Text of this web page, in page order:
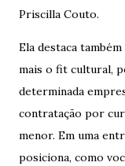
Priscilla Couto.
Ela destaca
mais o fit cultural,
determinada
contratação por
menor. Em uma
posiciona, como